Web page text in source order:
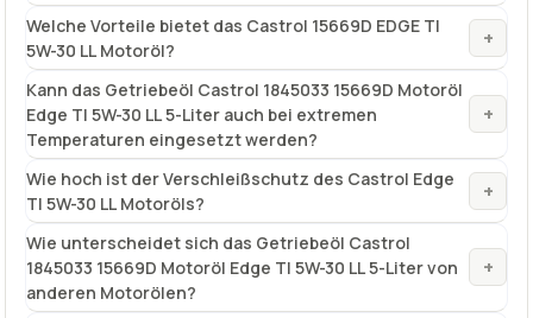
Welche Vorteile bietet das Castrol 15669D EDGE TI
5W-30 LL Motoröl?
+
Kann das Getriebeöl Castrol 1845033 15669D Motoröl
Edge TI 5W-30 LL 5-Liter auch bei extremen
Temperaturen eingesetzt werden?
+
Wie hoch ist der Verschleißschutz des Castrol Edge
TI 5W-30 LL Motoröls?
+
Wie unterscheidet sich das Getriebeöl Castrol
1845033 15669D Motoröl Edge TI 5W-30 LL 5-Liter von
anderen Motorölen?
+